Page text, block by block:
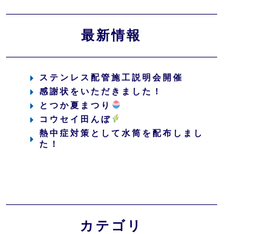
最新情報
ステンレス配管施工説明会開催
感謝状をいただきました！
とつか夏まつり
コウセイ田んぼ
熱中症対策として水筒を配布しまし
た！
カテゴリ